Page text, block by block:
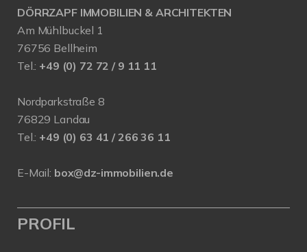
DÖRRZAPF IMMOBILIEN & ARCHITEKTEN
Am Mühlbuckel 1
76756 Bellheim
Tel.: +49 (0) 72 72 / 9 11 11
Nordparkstraße 8
76829 Landau
Tel.: +49 (0) 63 41 / 266 36 11
E-Mail: box@dz-immobilien.de
PROFIL